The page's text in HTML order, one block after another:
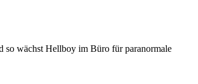
so wächst Hellboy im Büro für paranormale